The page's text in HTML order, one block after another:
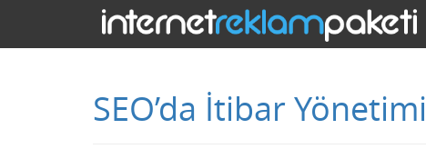
SEO’da İtibar Yönetimi